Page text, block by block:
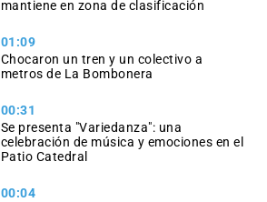
mantiene en zona de clasificación
01:09
Chocaron un tren y un colectivo a
metros de La Bombonera
00:31
Se presenta "Variedanza": una
celebración de música y emociones en el
Patio Catedral
00:04